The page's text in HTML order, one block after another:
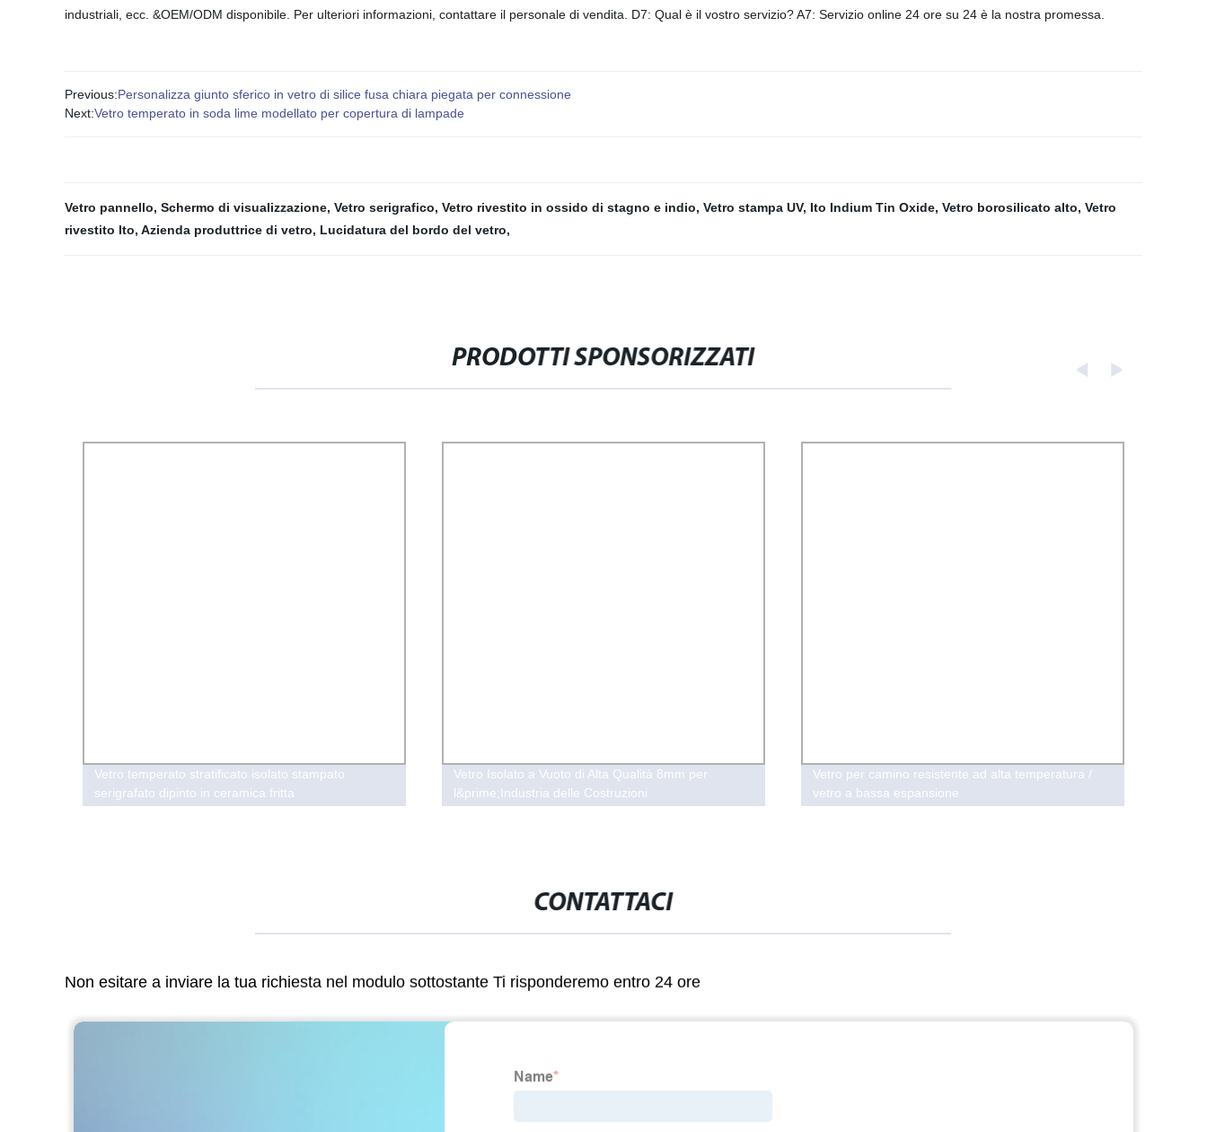
industriali, ecc. &OEM/ODM disponibile. Per ulteriori informazioni, contattare il personale di vendita. D7: Qual è il vostro servizio? A7: Servizio online 24 ore su 24 è la nostra promessa.
Previous:Personalizza giunto sferico in vetro di silice fusa chiara piegata per connessione
Next:Vetro temperato in soda lime modellato per copertura di lampade
Vetro pannello, Schermo di visualizzazione, Vetro serigrafico, Vetro rivestito in ossido di stagno e indio, Vetro stampa UV, Ito Indium Tin Oxide, Vetro borosilicato alto, Vetro
rivestito Ito, Azienda produttrice di vetro, Lucidatura del bordo del vetro,
PRODOTTI SPONSORIZZATI
Vetro temperato stratificato isolato stampato
serigrafato dipinto in ceramica fritta
Vetro Isolato a Vuoto di Alta Qualità 8mm per
l&prime;Industria delle Costruzioni
Vetro per camino resistente ad alta temperatura /
vetro a bassa espansione
CONTATTACI
Non esitare a inviare la tua richiesta nel modulo sottostante Ti risponderemo entro 24 ore